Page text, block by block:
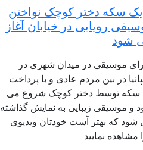
یک سکه دختر کوچک نواختن
رویایی در خیابان آغاز
شود
موسیقی در میدان شهری در
در بین مردم عادی و با پرداخت
سکه توسط دختر کوچک شروع می
و موسیقی زیبایی به نمایش گذاشته
شود که بهتر آست خودتان ویدیوی
مشاهده نمایید